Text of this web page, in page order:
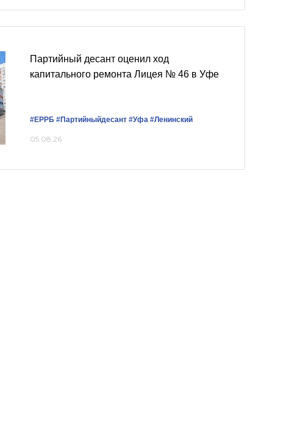
Партийный десант оценил ход
капитального ремонта Лицея № 46 в Уфе
#ЕРРБ #Партийныйдесант #Уфа #Ленинский
05.08.26